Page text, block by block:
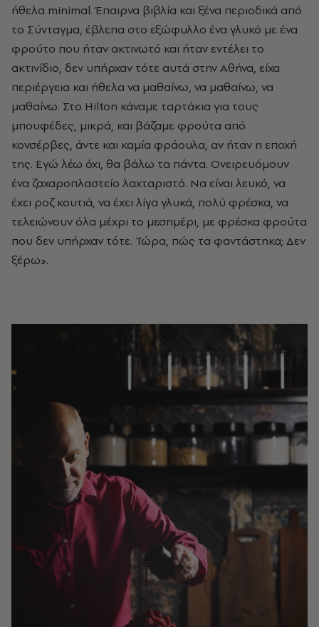
ήθελα minimal. Έπαιρνα βιβλία και ξένα περιοδικά από
το Σύνταγμα, έβλεπα στο εξώφυλλο ένα γλυκό με ένα
φρούτο που ήταν ακτινωτό και ήταν εντέλει το
ακτινίδιο, δεν υπήρχαν τότε αυτά στην Αθήνα, είχα
περιέργεια και ήθελα να μαθαίνω, να μαθαίνω, να
μαθαίνω. Στο Hilton κάναμε ταρτάκια για τους
μπουφέδες, μικρά, και βάζαμε φρούτα από
κονσέρβες, άντε και καμία φράουλα, αν ήταν η εποχή
της. Εγώ λέω όχι, θα βάλω τα πάντα. Ονειρευόμουν
ένα ζαχαροπλαστείο λαχταριστό. Να είναι λευκό, να
έχει ροζ κουτιά, να έχει λίγα γλυκά, πολύ φρέσκα, να
τελειώνουν όλα μέχρι το μεσημέρι, με φρέσκα φρούτα
που δεν υπήρχαν τότε. Τώρα, πώς τα φαντάστηκα; Δεν
ξέρω».